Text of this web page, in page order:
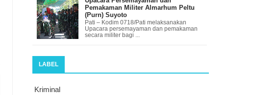
Pemakaman Militer Almarhum Peltu
(Purn) Suyoto
Pati – Kodim 0718/Pati melaksanakan
Upacara persemayaman dan pemakaman
secara militer bagi ...
LABEL
Kriminal